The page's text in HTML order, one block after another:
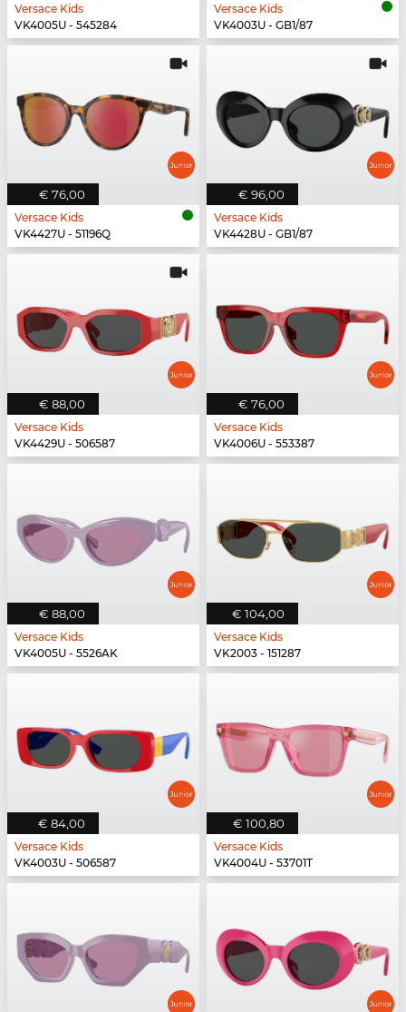
Versace Kids
VK4005U - 545284
Versace Kids
VK4003U - GB1/87
€ 76,00
Versace Kids
VK4427U - 51196Q
€ 96,00
Versace Kids
VK4428U - GB1/87
€ 88,00
Versace Kids
VK4429U - 506587
€ 76,00
Versace Kids
VK4006U - 553387
€ 88,00
Versace Kids
VK4005U - 5526AK
€ 104,00
Versace Kids
VK2003 - 151287
€ 84,00
Versace Kids
VK4003U - 506587
€ 100,80
Versace Kids
VK4004U - 53701T